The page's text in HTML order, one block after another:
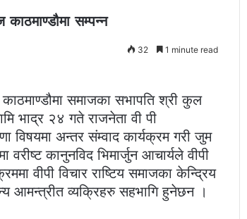
सम्पन्न
32 1 minute read
समाजका सभापति श्री कुल
भाद्र २४ गते राजनेता वी पी
विषयमा अन्तर संम्वाद कार्यक्रम गरी जुम
कानुनविद भिमार्जुन आचार्यले वीपी
वीपी विचार राष्टिय समाजका केन्द्रिय
आमन्त्रीत व्यक्रिहरु सहभागि हुनेछन ।